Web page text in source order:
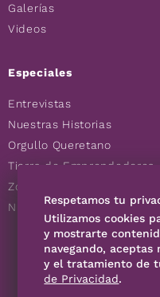
Galerías
Videos
Especiales
Entrevistas
Nuestras Historias
Orgullo Queretano
Tierra de Emprendedores
Zoociales
Nuevos Queretanos
Respetamos tu
Utilizamos cookies
y mostrarte
navegando,
y el tratamiento de
de Privacidad.